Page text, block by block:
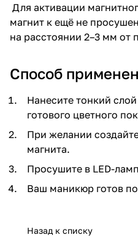
Для активации
магнит к ещё не
на расстоянии 2–3 мм от
Способ
Нанесите тонкий
готового цветного
При желании
магнита.
Просушите в LED-
Ваш маникюр готов
Назад к списку